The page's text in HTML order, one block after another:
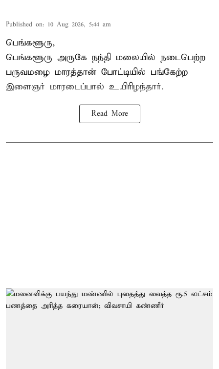
Published on: 10 Aug 2026, 5:44 am
பெங்களூரு,
பெங்களூரு அருகே நந்தி மலையில் நடைபெற்ற
பருவமழை மாரத்தான் போட்டியில் பங்கேற்ற
இளைஞர் மாரடைப்பால் உயிரிழந்தார்.
Read More